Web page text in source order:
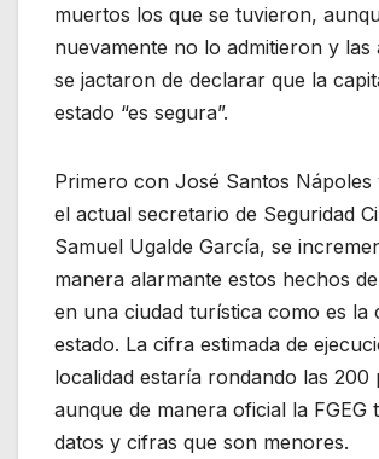
muertos los que se tuvieron,
nuevamente no lo admitieron y las
se jactaron de declarar que la
estado “es segura”.
Primero con José Santos
el actual secretario de Seguridad
Samuel Ugalde García, se
manera alarmante estos hechos
en una ciudad turística como es la
estado. La cifra estimada de
localidad estaría rondando las 200
aunque de manera oficial la FGEG
datos y cifras que son menores.